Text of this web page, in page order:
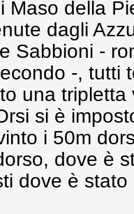
Maso della
dagli
Sabbioni -
-, tutti
una
si è
i 50m
dove è
dove è